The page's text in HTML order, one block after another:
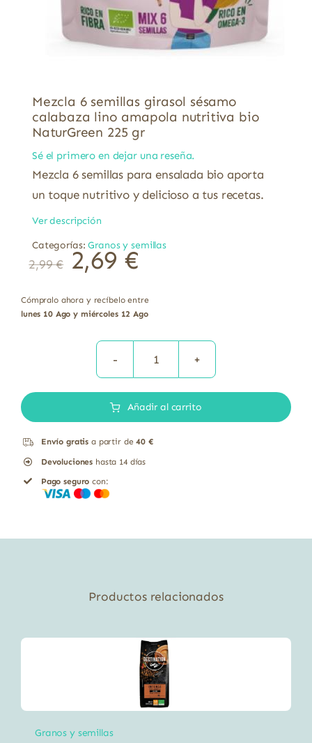
Mezcla 6 semillas girasol sésamo
calabaza lino amapola nutritiva bio
NaturGreen 225 gr
Sé el primero en dejar una reseña.
Mezcla 6 semillas para ensalada bio aporta
un toque nutritivo y delicioso a tus recetas.
Ver descripción
Categorías:Granos y semillas
2,99€ 2,69€
Cómpralo ahora y recíbelo entre
lunes 10 Ago y miércoles 12 Ago
Mezcla
semillas
225
Añadir al carrito
Envío gratis a partir de40 €
Devoluciones hasta 14 días
Pago seguro con:
Productos relacionados
Granos y semillas